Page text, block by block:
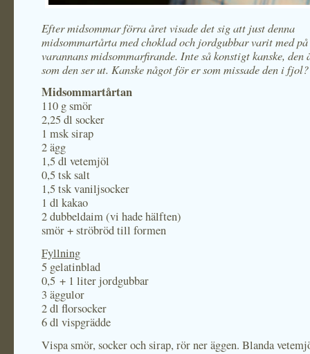
Efter midsommar förra året visade det sig att just denna
midsommartårta med choklad och jordgubbar varit med
varannans midsommarfirande. Inte så konstigt kanske, den
som den ser ut. Kanske något för er som missade den i fjol?
Midsommartårtan
110 g smör
2,25 dl socker
1 msk sirap
2 ägg
1,5 dl vetemjöl
0,5 tsk salt
1,5 tsk vaniljsocker
1 dl kakao
2 dubbeldaim (vi hade hälften)
smör + ströbröd till formen
Fyllning
5 gelatinblad
0,5 + 1 liter jordgubbar
3 äggulor
2 dl florsocker
6 dl vispgrädde
Vispa smör, socker och sirap, rör ner äggen. Blanda